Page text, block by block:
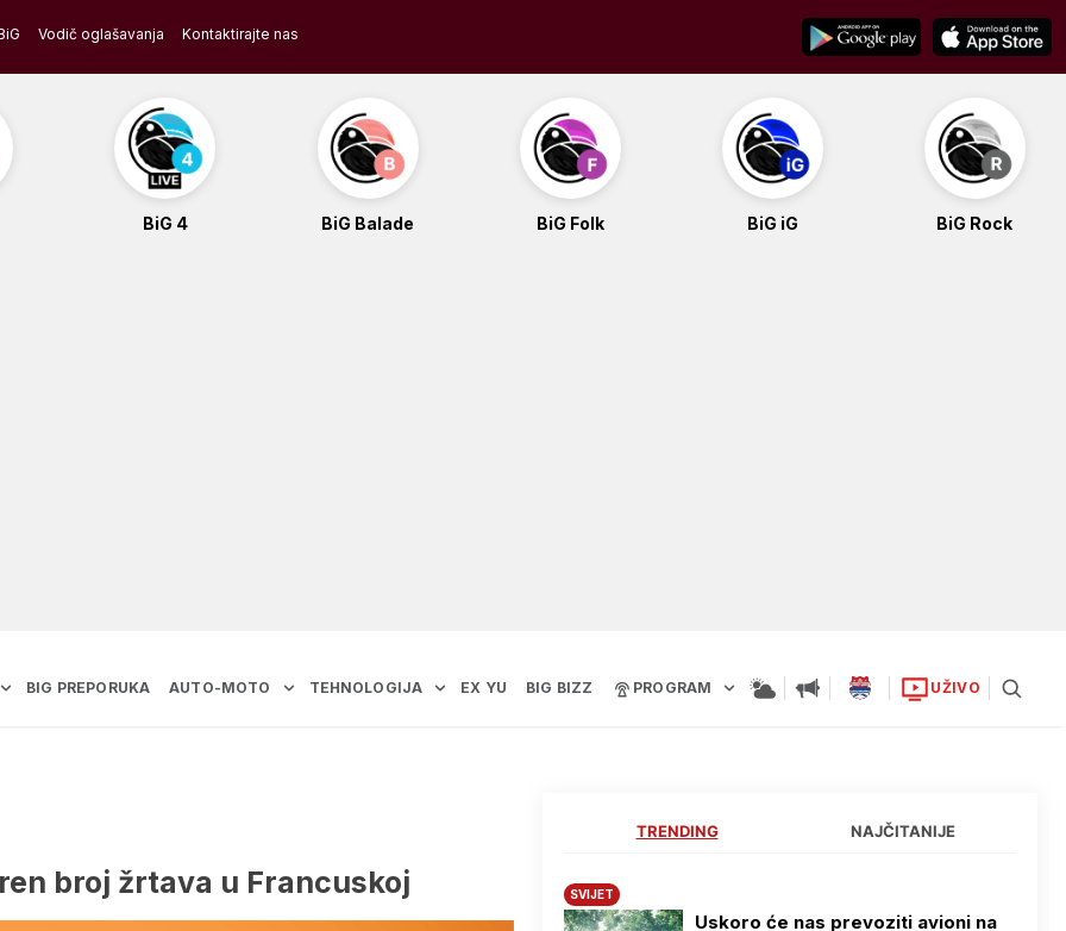
Vodič oglašavanja Kontaktirajte nas
BiG 4 BiG Balade BiG Folk BiG iG BiG Rock
BIG PREPORUKA AUTO-MOTO TEHNOLOGIJA EX YU BIG BIZZ PROGRAM UŽIVO
broj žrtava u Francuskoj
TRENDING NAJČITANIJE
SVIJET
Uskoro će nas prevoziti avioni na